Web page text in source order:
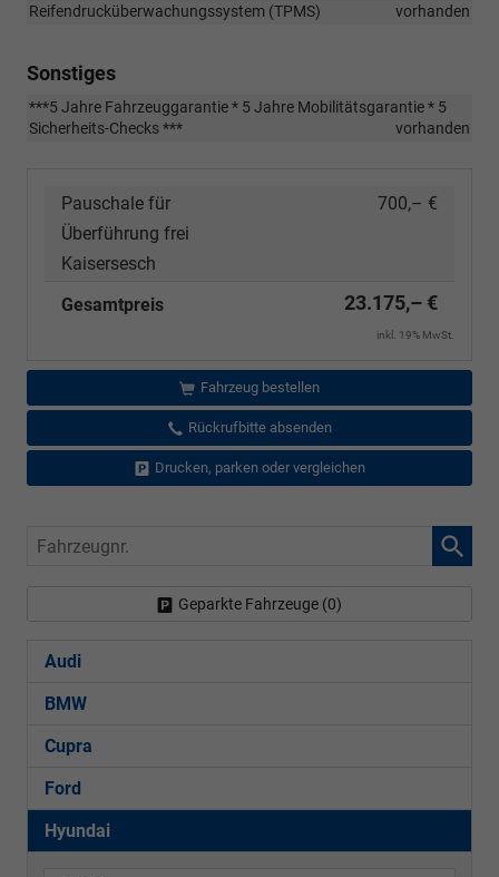
Reifendrucküberwachungssystem (TPMS)
vorhanden
Sonstiges
***5 Jahre Fahrzeuggarantie * 5 Jahre Mobilitätsgarantie * 5
Sicherheits-Checks ***
vorhanden
Pauschale für
Überführung frei
Kaisersesch
700,– €
Gesamtpreis 23.175,– €
inkl. 19% MwSt.
Fahrzeug bestellen
Rückrufbitte absenden
Drucken, parken oder vergleichen
Fahrzeugnr.
Geparkte Fahrzeuge (0)
Audi
BMW
Cupra
Ford
Hyundai